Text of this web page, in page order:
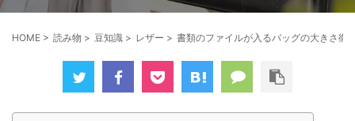
HOME > 読み物 > 豆知識 > レザー > 書類のファイルが入るバッグの大きさ徹